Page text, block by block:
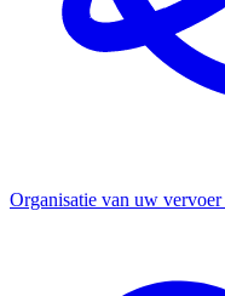
Organisatie van uw vervoer